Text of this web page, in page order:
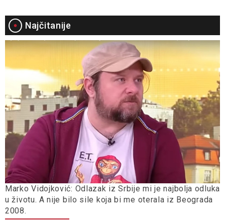
Najčitanije
Marko Vidojković: Odlazak iz Srbije mi je najbolja odluka
u životu. A nije bilo sile koja bi me oterala iz Beograda
2008.